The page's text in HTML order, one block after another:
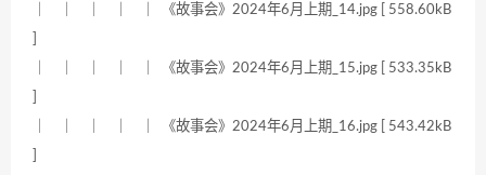
｜ ｜ ｜ ｜ ｜ 《故事会》2024年6月上期_14.jpg [ 558.60kB
｜ ｜ ｜ ｜ ｜ 《故事会》2024年6月上期_15.jpg [ 533.35kB
｜ ｜ ｜ ｜ ｜ 《故事会》2024年6月上期_16.jpg [ 543.42kB